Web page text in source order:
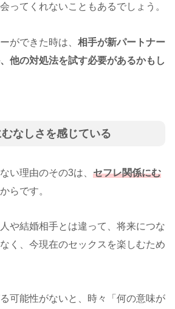
ってくれないこともあるでしょう。
ができた時は、 相手が新パートナー
他の対処法を試す必要があるかもし
なしさを感じている
い理由のその3は、 セフレ関係にむ
からです。
や結婚相手とは違って、将来につな
く、今現在のセックスを楽しむため
可能性がないと、時々「何の意味が